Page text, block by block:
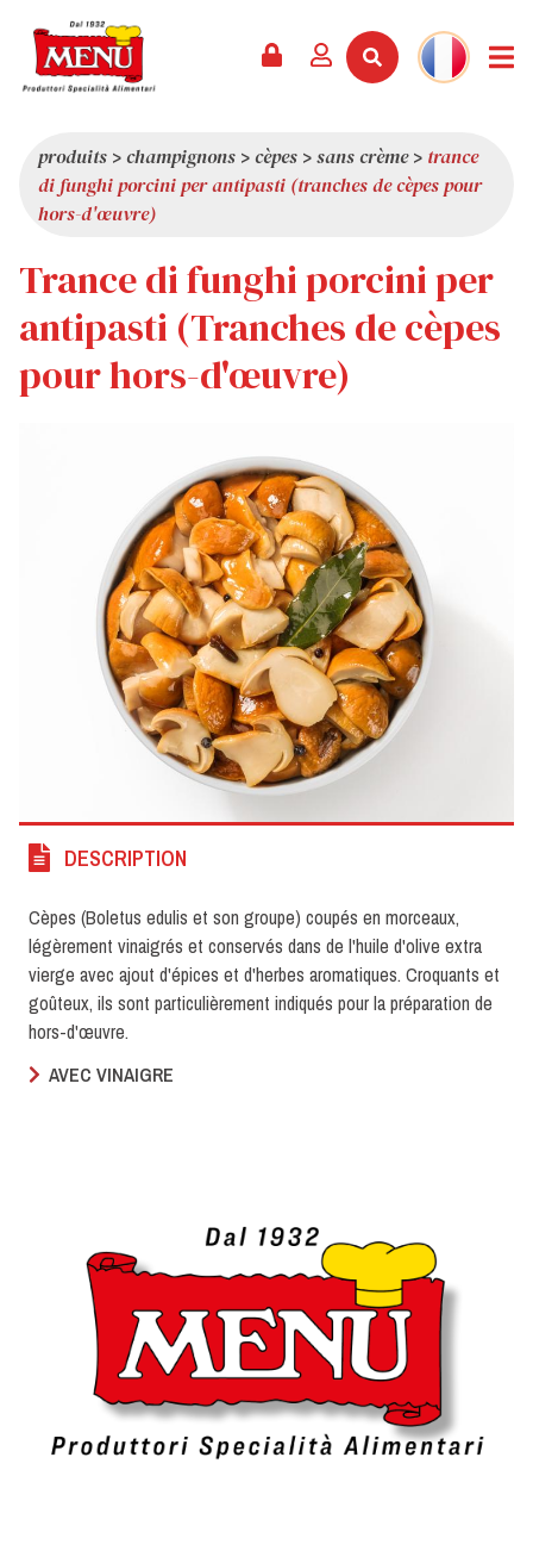
CATALOGUE
SERVICES
DERNIÈRES NOUVEAUTÉS
PRIX
QUI SOMMES-NOUS
QUALITÉ
CURIOSITÉS
SHOWROOM
TRAVAILLEZ AVEC NOUS
produits >champignons >cèpes >sans crème> trance
di funghi porcini per antipasti (tranches de cèpes pour
hors-d'œuvre)
Trance di funghi porcini per
antipasti (Tranches de cèpes
pour hors-d'œuvre)
DESCRIPTION
Cèpes (Boletus edulis et son groupe) coupés en morceaux,
légèrement vinaigrés et conservés dans de l'huile d'olive extra
vierge avec ajout d'épices et d'herbes aromatiques. Croquants et
goûteux, ils sont particulièrement indiqués pour la préparation de
hors-d'œuvre.
AVEC VINAIGRE